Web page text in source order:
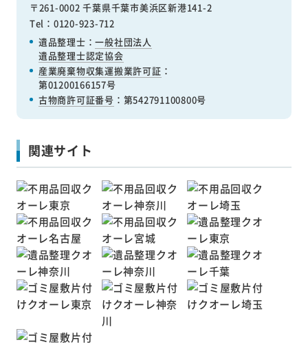
〒261-0002 千葉県千葉市美浜区新港141-2
Tel：0120-923-712
遺品整理士：一般社団法人
遺品整理士認定協会
産業廃棄物収集運搬業許可証 ：
第01200166157号
古物商許可証番号 ：第542791100800号
関連サイト